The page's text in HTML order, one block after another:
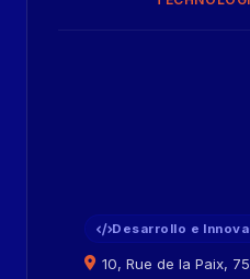
Desarrollo e
10, Rue de la Paix,